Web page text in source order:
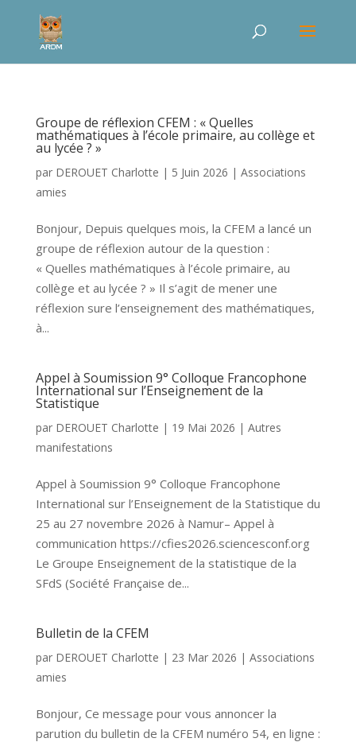
Groupe de réflexion CFEM : « Quelles
mathématiques à l’école primaire, au collège et
au lycée ? »
par DEROUET Charlotte | 5 Juin 2026 | Associations
amies
Bonjour, Depuis quelques mois, la CFEM a lancé un
groupe de réflexion autour de la question :
« Quelles mathématiques à l’école primaire, au
collège et au lycée ? » Il s’agit de mener une
réflexion sure l’enseignement des mathématiques,
à...
Appel à Soumission 9° Colloque Francophone
International sur l’Enseignement de la
Statistique
par DEROUET Charlotte | 19 Mai 2026 | Autres
manifestations
Appel à Soumission 9° Colloque Francophone
International sur l’Enseignement de la Statistique du
25 au 27 novembre 2026 à Namur– Appel à
communication https://cfies2026.sciencesconf.org
Le Groupe Enseignement de la statistique de la
SFdS (Société Française de...
Bulletin de la CFEM
par DEROUET Charlotte | 23 Mar 2026 | Associations
amies
Bonjour, Ce message pour vous annoncer la
parution du bulletin de la CFEM numéro 54, en ligne :